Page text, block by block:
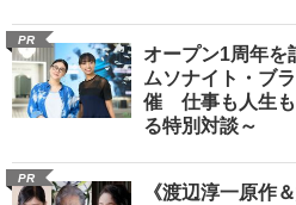
PR
オープン1周年を
ムソナイト・ブ
催 仕事も人生も
る特別対談～
PR
《渡辺淳一原作